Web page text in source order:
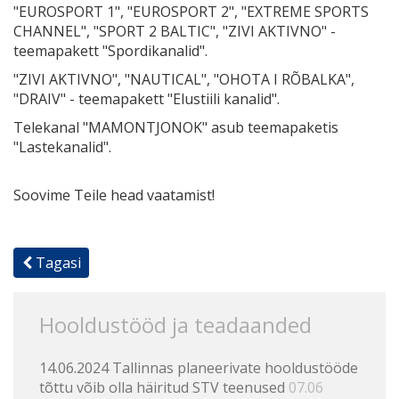
"EUROSPORT 1", "EUROSPORT 2", "EXTREME SPORTS
CHANNEL", "SPORT 2 BALTIC", "ZIVI AKTIVNO" -
teemapakett "Spordikanalid".
"ZIVI AKTIVNO", "NAUTICAL", "OHOTA I RÕBALKA",
"DRAIV" - teemapakett "Elustiili kanalid".
Telekanal "MAMONTJONOK" asub teemapaketis
"Lastekanalid".
Soovime Teile head vaatamist!
Tagasi
Hooldustööd ja teadaanded
14.06.2024 Tallinnas planeerivate hooldustööde
tõttu võib olla häiritud STV teenused 07.06